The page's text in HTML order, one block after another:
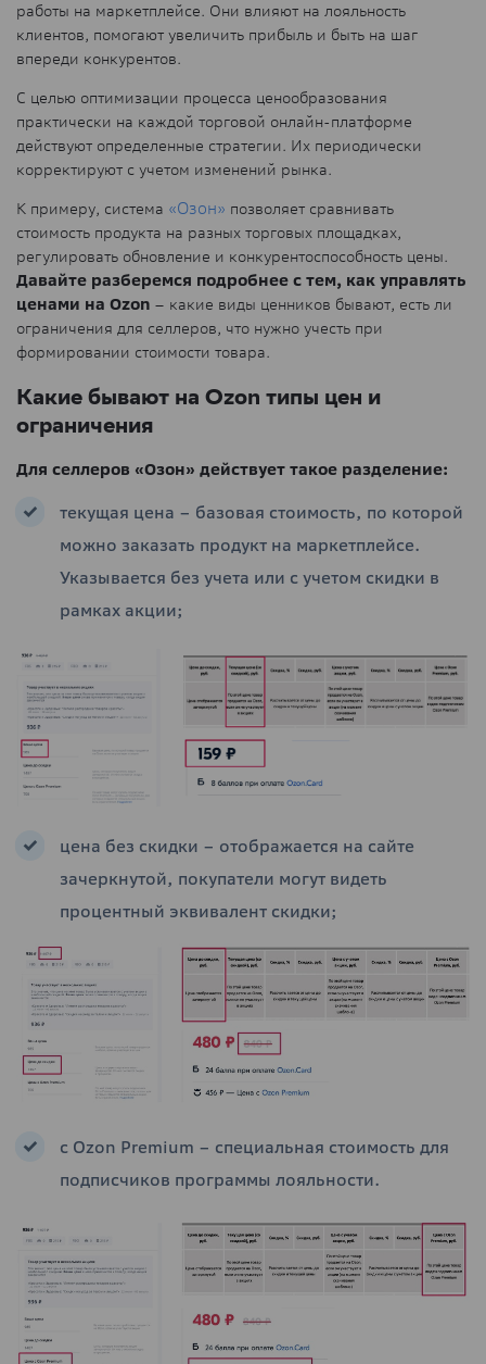
работы на маркетплейсе. Они влияют на лояльность
клиентов, помогают увеличить прибыль и быть на шаг
впереди конкурентов.
С целью оптимизации процесса ценообразования
практически на каждой торговой онлайн-платформе
действуют определенные стратегии. Их периодически
корректируют с учетом изменений рынка.
К примеру, система «Озон» позволяет сравнивать
стоимость продукта на разных торговых площадках,
регулировать обновление и конкурентоспособность цены.
Давайте разберемся подробнее с тем, как управлять
ценами на Ozon – какие виды ценников бывают, есть ли
ограничения для селлеров, что нужно учесть при
формировании стоимости товара.
Какие бывают на Ozon типы цен и
ограничения
Для селлеров «Озон» действует такое разделение:
текущая цена – базовая стоимость, по которой
можно заказать продукт на маркетплейсе.
Указывается без учета или с учетом скидки в
рамках акции;
цена без скидки – отображается на сайте
зачеркнутой, покупатели могут видеть
процентный эквивалент скидки;
с Ozon Premium – специальная стоимость для
подписчиков программы лояльности.